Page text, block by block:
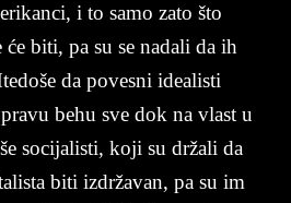
i to samo zato što
biti, pa su se na­da­li da ih
da po­ve­sni ide­a­li­sti
behu sve dok na vlast u
so­ci­ja­li­sti, koji su držali da
biti izdržavan, pa su im